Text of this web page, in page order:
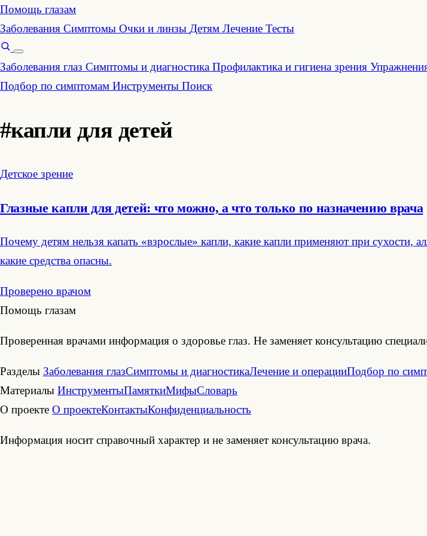
Помощь глазам
Заболевания Симптомы Очки и линзы Детям Лечение Тесты
Заболевания глаз Симптомы и диагностика Профилактика и гигиена зрения
Подбор по симптомам Инструменты Поиск
#капли для детей
Детское зрение
Глазные капли для детей: что можно, а что только по назначению врача
Почему детям нельзя капать «взрослые» капли, какие капли применяют при сухости,
какие средства опасны.
Проверено врачом
Помощь глазам
Проверенная врачами информация о здоровье глаз. Не заменяет консультацию
Разделы Заболевания глазСимптомы и диагностикаЛечение и операцииПодбор по
Материалы ИнструментыПамяткиМифыСловарь
О проекте О проектеКонтактыКонфиденциальность
Информация носит справочный характер и не заменяет консультацию врача.